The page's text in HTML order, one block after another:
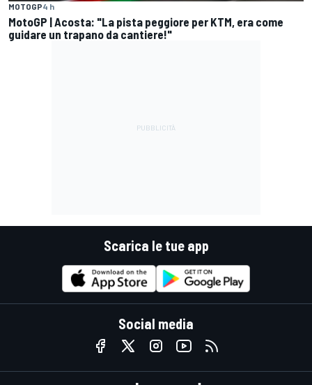
MOTOGP4 h
MotoGP | Acosta: "La pista peggiore per KTM, era come
guidare un trapano da cantiere!"
Scarica le tue app
Social media